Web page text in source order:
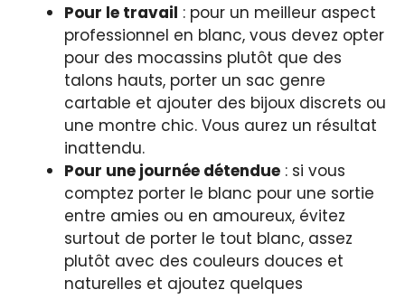
Pour le travail : pour un meilleur aspect
professionnel en blanc, vous devez opter
pour des mocassins plutôt que des
talons hauts, porter un sac genre
cartable et ajouter des bijoux discrets ou
une montre chic. Vous aurez un résultat
inattendu.
Pour une journée détendue : si vous
comptez porter le blanc pour une sortie
entre amies ou en amoureux, évitez
surtout de porter le tout blanc, assez
plutôt avec des couleurs douces et
naturelles et ajoutez quelques